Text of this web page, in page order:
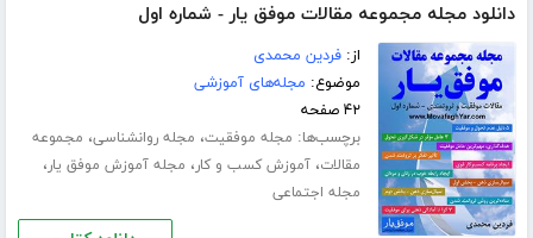
دانلود مجله مجموعه مقالات موفق یار - شماره اول
از:فردین محمدی
موضوع: مجله‌های آموزشی
۴۲ صفحه
برچسب‌ها: مجله موفقیت، مجله روانشناسی، مجموعه
مقالات،آموزش کسب و کار، مجله آموزش موفق یار،
مجله اجتماعی